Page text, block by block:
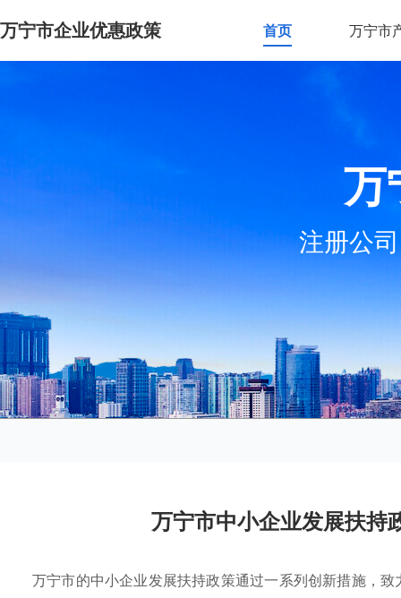
万宁市企业优惠政策 首页 万宁市
万
注册公
万宁市中小企业发展扶持
万宁市的中小企业发展扶持政策通过一系列创新措施，